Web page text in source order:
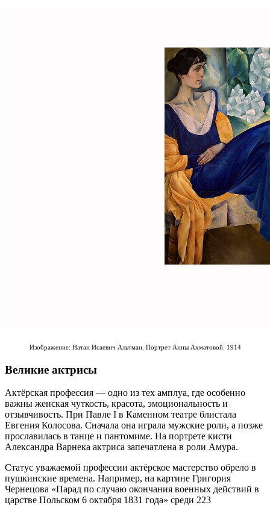
Изображение: Натан Исаевич Альтман. Портрет Анны Ахматовой. 1914
Великие актрисы
Актёрская профессия — одно из тех амплуа, где особенно
важны женская чуткость, красота, эмоциональность и
отзывчивость. При Павле I в Каменном театре блистала
Евгения Колосова. Сначала она играла мужские роли, а позже
прославилась в танце и пантомиме. На портрете кисти
Александра Варнека актриса запечатлена в роли Амура.
Статус уважаемой профессии актёрское мастерство обрело в
пушкинские времена. Например, на картине Григория
Чернецова «Парад по случаю окончания военных действий в
царстве Польском 6 октября 1831 года» среди 223